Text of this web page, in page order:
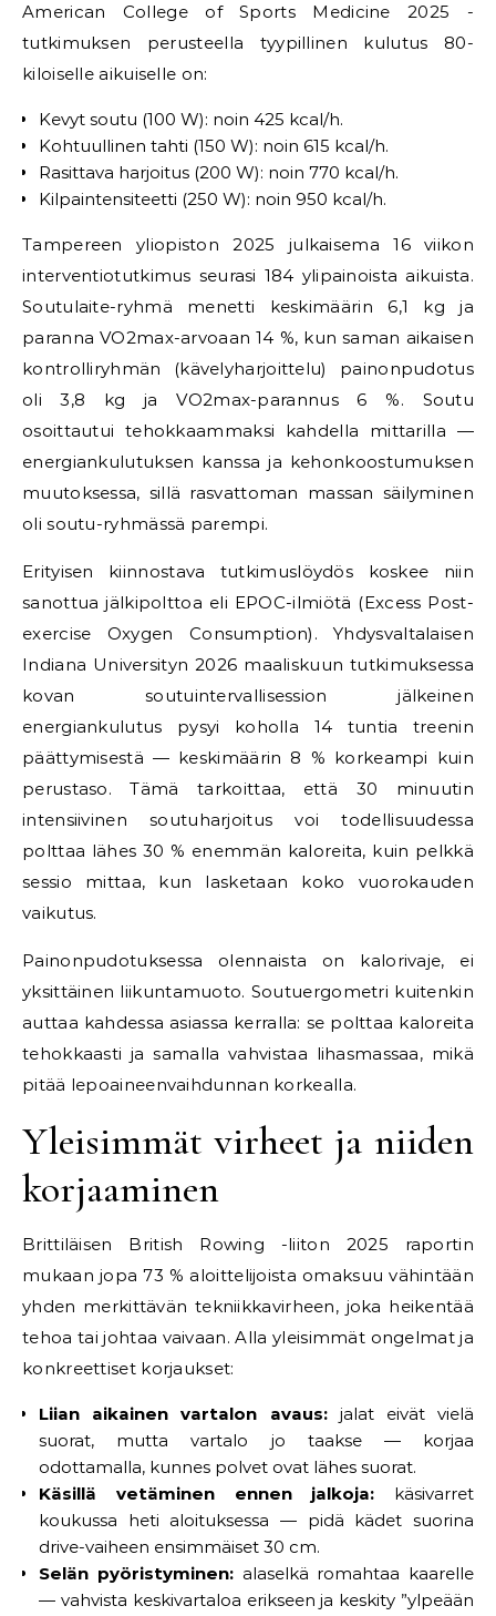
American College of Sports Medicine 2025 -
tutkimuksen perusteella tyypillinen kulutus 80-
kiloiselle aikuiselle on:
Kevyt soutu (100 W): noin 425 kcal/h.
Kohtuullinen tahti (150 W): noin 615 kcal/h.
Rasittava harjoitus (200 W): noin 770 kcal/h.
Kilpaintensiteetti (250 W): noin 950 kcal/h.
Tampereen yliopiston 2025 julkaisema 16 viikon
interventiotutkimus seurasi 184 ylipainoista aikuista.
Soutulaite-ryhmä menetti keskimäärin 6,1 kg ja
paranna VO2max-arvoaan 14 %, kun saman aikaisen
kontrolliryhmän (kävelyharjoittelu) painonpudotus
oli 3,8 kg ja VO2max-parannus 6 %. Soutu
osoittautui tehokkaammaksi kahdella mittarilla —
energiankulutuksen kanssa ja kehonkoostumuksen
muutoksessa, sillä rasvattoman massan säilyminen
oli soutu-ryhmässä parempi.
Erityisen kiinnostava tutkimuslöydös koskee niin
sanottua jälkipolttoa eli EPOC-ilmiötä (Excess Post-
exercise Oxygen Consumption). Yhdysvaltalaisen
Indiana Universityn 2026 maaliskuun tutkimuksessa
kovan soutuintervallisession jälkeinen
energiankulutus pysyi koholla 14 tuntia treenin
päättymisestä — keskimäärin 8 % korkeampi kuin
perustaso. Tämä tarkoittaa, että 30 minuutin
intensiivinen soutuharjoitus voi todellisuudessa
polttaa lähes 30 % enemmän kaloreita, kuin pelkkä
sessio mittaa, kun lasketaan koko vuorokauden
vaikutus.
Painonpudotuksessa olennaista on kalorivaje, ei
yksittäinen liikuntamuoto. Soutuergometri kuitenkin
auttaa kahdessa asiassa kerralla: se polttaa kaloreita
tehokkaasti ja samalla vahvistaa lihasmassaa, mikä
pitää lepoaineenvaihdunnan korkealla.
Yleisimmät virheet ja niiden
korjaaminen
Brittiläisen British Rowing -liiton 2025 raportin
mukaan jopa 73 % aloittelijoista omaksuu vähintään
yhden merkittävän tekniikkavirheen, joka heikentää
tehoa tai johtaa vaivaan. Alla yleisimmät ongelmat ja
konkreettiset korjaukset:
Liian aikainen vartalon avaus:jalat eivät vielä
suorat, mutta vartalo jo taakse — korjaa
odottamalla, kunnes polvet ovat lähes suorat.
Käsillä vetäminen ennen jalkoja: käsivarret
koukussa heti aloituksessa — pidä kädet suorina
drive-vaiheen ensimmäiset 30 cm.
Selän pyöristyminen:alaselkä romahtaa kaarelle
— vahvista keskivartaloa erikseen ja keskity ”ylpeään